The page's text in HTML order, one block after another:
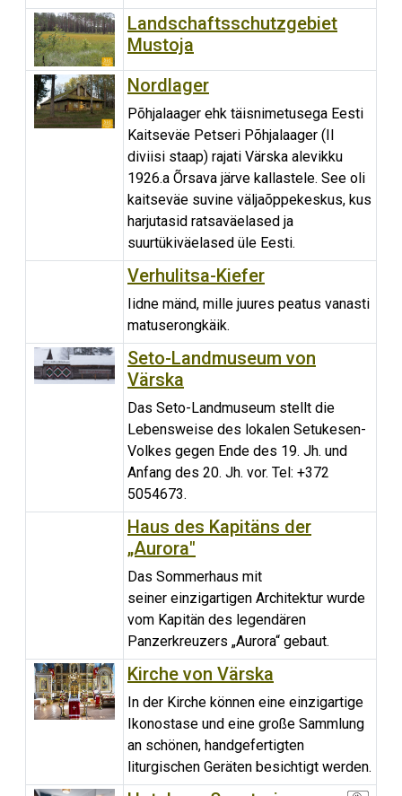
Landschaftsschutzgebiet
Mustoja
Nordlager
Põhjalaager ehk täisnimetusega Eesti
Kaitseväe Petseri Põhjalaager (II
diviisi staap) rajati Värska alevikku
1926.a Õrsava järve kallastele. See oli
kaitseväe suvine väljaõppekeskus, kus
harjutasid ratsaväelased ja
suurtükiväelased üle Eesti.
Verhulitsa-Kiefer
Iidne mänd, mille juures peatus vanasti
matuserongkäik.
Seto-Landmuseum von
Värska
Das Seto-Landmuseum stellt die
Lebensweise des lokalen Setukesen-
Volkes gegen Ende des 19. Jh. und
Anfang des 20. Jh. vor. Tel: +372
5054673.
Haus des Kapitäns der
„Aurora"
Das Sommerhaus mit
seiner einzigartigen Architektur wurde
vom Kapitän des legendären
Panzerkreuzers „Aurora“ gebaut.
Kirche von Värska
In der Kirche können eine einzigartige
Ikonostase und eine große Sammlung
an schönen, handgefertigten
liturgischen Geräten besichtigt werden.